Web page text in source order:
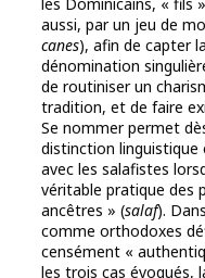
aussi, par un jeu de
canes), afin de capter
dénomination
de routiniser un
tradition, et de faire
Se nommer permet
distinction
avec les salafistes
véritable pratique des
ancêtres » (salaf).
comme orthodoxes
censément «
les trois cas évoqués,